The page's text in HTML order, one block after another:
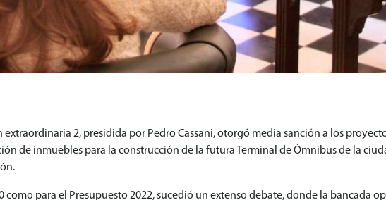
extraordinaria 2, presidida por Pedro Cassani, otorgó media sanción a los
de inmuebles para la construcción de la futura Terminal de Ómnibus de la
como para el Presupuesto 2022, sucedió un extenso debate, donde la bancada